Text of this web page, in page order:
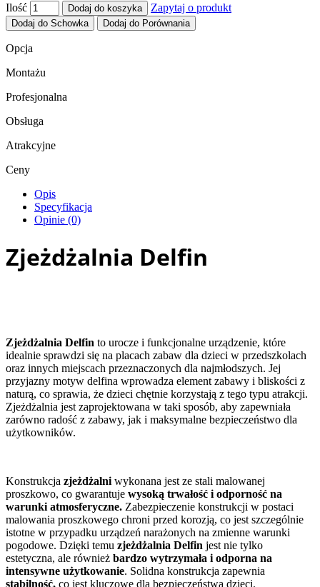
Ilość Dodaj do koszyka Zapytaj o produkt
Dodaj do Schowka Dodaj do Porównania
Opcja
Montażu
Profesjonalna
Obsługa
Atrakcyjne
Ceny
Opis
Specyfikacja
Opinie (0)
Zjeżdżalnia Delfin
Zjeżdżalnia Delfin to urocze i funkcjonalne urządzenie, które
idealnie sprawdzi się na placach zabaw dla dzieci w przedszkolach
oraz innych miejscach przeznaczonych dla najmłodszych. Jej
przyjazny motyw delfina wprowadza element zabawy i bliskości z
naturą, co sprawia, że dzieci chętnie korzystają z tego typu atrakcji.
Zjeżdżalnia jest zaprojektowana w taki sposób, aby zapewniała
zarówno radość z zabawy, jak i maksymalne bezpieczeństwo dla
użytkowników.
Konstrukcja zjeżdżalni wykonana jest ze stali malowanej
proszkowo, co gwarantuje wysoką trwałość i odporność na
warunki atmosferyczne. Zabezpieczenie konstrukcji w postaci
malowania proszkowego chroni przed korozją, co jest szczególnie
istotne w przypadku urządzeń narażonych na zmienne warunki
pogodowe. Dzięki temu zjeżdżalnia Delfin jest nie tylko
estetyczna, ale również bardzo wytrzymała i odporna na
intensywne użytkowanie. Solidna konstrukcja zapewnia
stabilność, co jest kluczowe dla bezpieczeństwa dzieci.